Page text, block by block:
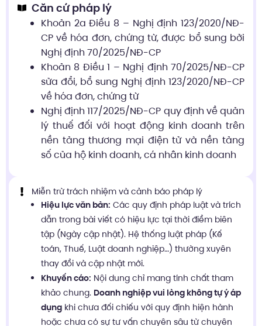
Căn cứ pháp lý
Khoản 2a Điều 8 – Nghị định 123/2020/NĐ-
CP về hóa đơn, chứng từ, được bổ sung bởi
Nghị định 70/2025/NĐ-CP
Khoản 8 Điều 1 – Nghị định 70/2025/NĐ-CP
sửa đổi, bổ sung Nghị định 123/2020/NĐ-CP
về hóa đơn, chứng từ
Nghị định 117/2025/NĐ-CP quy định về quản
lý thuế đối với hoạt động kinh doanh trên
nền tảng thương mại điện tử và nền tảng
số của hộ kinh doanh, cá nhân kinh doanh
Miễn trừ trách nhiệm và cảnh báo pháp lý
Hiệu lực văn bản: Các quy định pháp luật và trích
dẫn trong bài viết có hiệu lực tại thời điểm biên
tập (Ngày cập nhật). Hệ thống luật pháp (Kế
toán, Thuế, Luật doanh nghiệp…) thường xuyên
thay đổi và cập nhật mới.
Khuyến cáo: Nội dung chỉ mang tính chất tham
khảo chung. Doanh nghiệp vui lòng không tự ý áp
dụng khi chưa đối chiếu với quy định hiện hành
hoặc chưa có sự tư vấn chuyên sâu từ chuyên